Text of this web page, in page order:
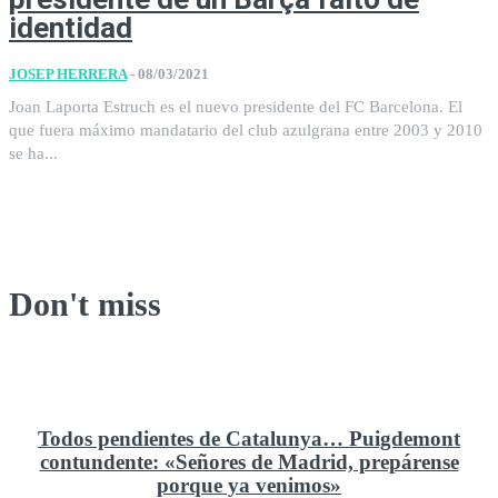
identidad
JOSEP HERRERA - 08/03/2021
Joan Laporta Estruch es el nuevo presidente del FC Barcelona. El
que fuera máximo mandatario del club azulgrana entre 2003 y 2010
se ha...
Don't miss
Todos pendientes de Catalunya… Puigdemont
contundente: «Señores de Madrid, prepárense
porque ya venimos»